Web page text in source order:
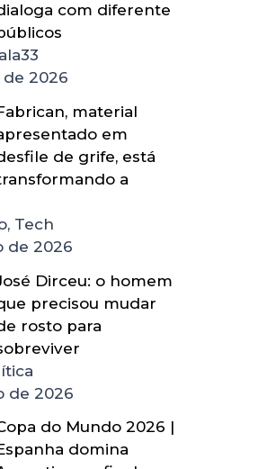
com diferente
de 2026
material
em
de grife, está
a
Tech
de 2026
Dirceu: o homem
precisou mudar
rosto para
de 2026
do Mundo 2026 |
domina